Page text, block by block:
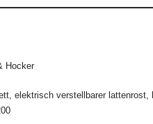
Hocker
, elektrisch verstellbarer lattenrost,